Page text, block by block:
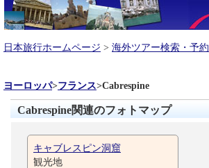
日本旅行ホームページ > 海外ツアー検索・予約
ヨーロッパ>フランス>Cabrespine
Cabrespine関連のフォトマップ
キャブレスピン洞窟
観光地